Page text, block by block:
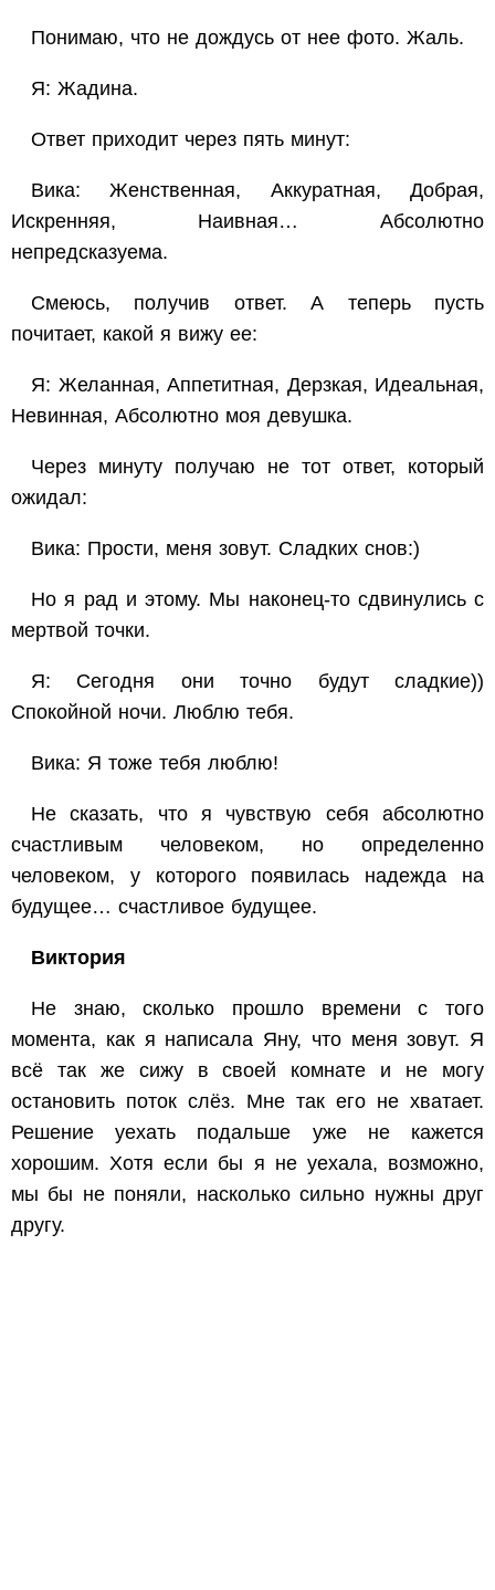
Понимаю, что не дождусь от нее фото. Жаль.
Я: Жадина.
Ответ приходит через пять минут:
Вика: Женственная, Аккуратная, Добрая,
Искренняя, Наивная… Абсолютно
непредсказуема.
Смеюсь, получив ответ. А теперь пусть
почитает, какой я вижу ее:
Я: Желанная, Аппетитная, Дерзкая, Идеальная,
Невинная, Абсолютно моя девушка.
Через минуту получаю не тот ответ, который
ожидал:
Вика: Прости, меня зовут. Сладких снов:)
Но я рад и этому. Мы наконец-то сдвинулись с
мертвой точки.
Я: Сегодня они точно будут сладкие))
Спокойной ночи. Люблю тебя.
Вика: Я тоже тебя люблю!
Не сказать, что я чувствую себя абсолютно
счастливым человеком, но определенно
человеком, у которого появилась надежда на
будущее… счастливое будущее.
Виктория
Не знаю, сколько прошло времени с того
момента, как я написала Яну, что меня зовут. Я
всё так же сижу в своей комнате и не могу
остановить поток слёз. Мне так его не хватает.
Решение уехать подальше уже не кажется
хорошим. Хотя если бы я не уехала, возможно,
мы бы не поняли, насколько сильно нужны друг
другу.